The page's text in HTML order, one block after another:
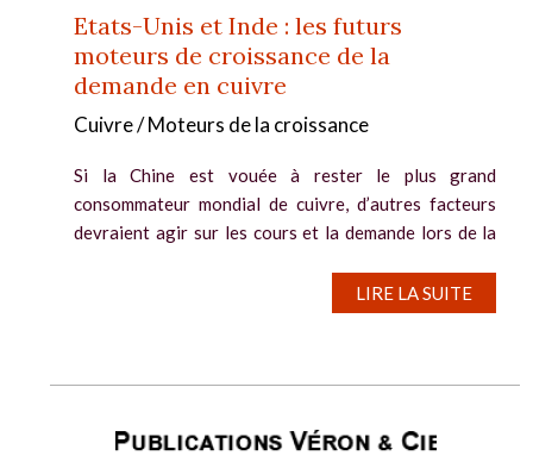
Etats-Unis et Inde : les futurs
moteurs de croissance de la
demande en cuivre
Cuivre / Moteurs de la croissance
Si la Chine est vouée à rester le plus grand
consommateur mondial de cuivre, d’autres facteurs
devraient agir sur les cours et la demande lors de la
LIRE LA SUITE